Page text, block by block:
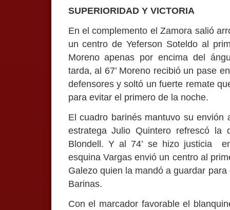
SUPERIORIDAD Y VICTORIA
En el complemento el Zamora salió
un centro de Yeferson Soteldo al
Moreno apenas por encima del
tarda, al 67’ Moreno recibió un pase
defensores y soltó un fuerte remate
para evitar el primero de la noche.
El cuadro barinés mantuvo su
estratega Julio Quintero refrescó la
Blondell. Y al 74’ se hizo justicia
esquina Vargas envió un centro al
Galezo quien la mandó a guardar
Barinas.
Con el marcador favorable el